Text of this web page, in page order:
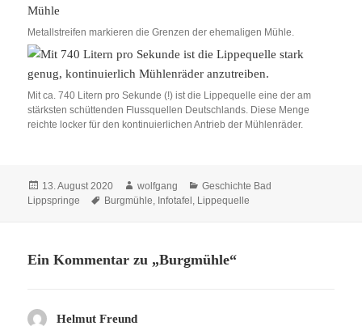
Metallstreifen markieren die Grenzen der ehemaligen Mühle.
Mit ca. 740 Litern pro Sekunde (!) ist die Lippequelle eine der am
stärksten schüttenden Flussquellen Deutschlands. Diese Menge
reichte locker für den kontinuierlichen Antrieb der Mühlenräder.
Veröffentlicht
am
13. August 2020 Autor
wolfgang Kategorien
Geschichte Bad
Lippspringe
Schlagwörter
Burgmühle, Infotafel , Lippequelle
Ein Kommentar zu „Burgmühle“
Helmut Freund